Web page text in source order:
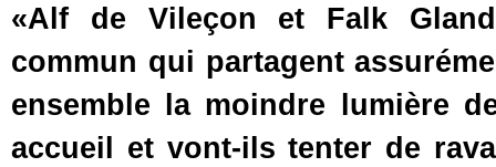
«Alf de Vileçon et Falk
commun qui partagent
ensemble la moindre lumière
accueil et vont-ils tenter de